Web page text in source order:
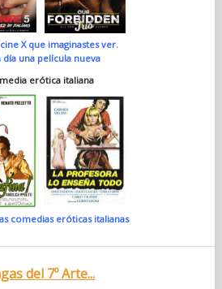
X que imaginastes ver.
día una película nueva
erótica italiana
comedias eróticas italianas
del 7º Arte...